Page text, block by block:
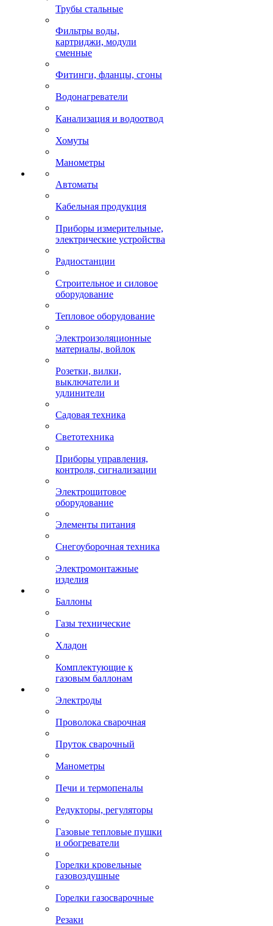
Трубы стальные
Фильтры воды,
картриджи, модули
сменные
Фитинги, фланцы, сгоны
Водонагреватели
Канализация и водоотвод
Хомуты
Манометры
Автоматы
Кабельная продукция
Приборы измерительные,
электрические устройства
Радиостанции
Строительное и силовое
оборудование
Тепловое оборудование
Электроизоляционные
материалы, войлок
Розетки, вилки,
выключатели и
удлинители
Садовая техника
Светотехника
Приборы управления,
контроля, сигнализации
Электрощитовое
оборудование
Элементы питания
Снегоуборочная техника
Электромонтажные
изделия
Баллоны
Газы технические
Хладон
Комплектующие к
газовым баллонам
Электроды
Проволока сварочная
Пруток сварочный
Манометры
Печи и термопеналы
Редукторы, регуляторы
Газовые тепловые пушки
и обогреватели
Горелки кровельные
газовоздушные
Горелки газосварочные
Резаки